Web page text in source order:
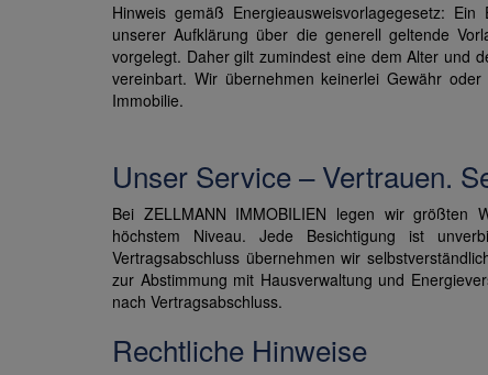
Hinweis gemäß Energieausweisvorlagegesetz:
unserer Aufklärung über die generell geltende
vorgelegt. Daher gilt zumindest eine dem Alter und
vereinbart. Wir übernehmen keinerlei Gewähr
Immobilie.
Unser Service – Vertrauen.
Bei ZELLMANN IMMOBILIEN legen wir größten
höchstem Niveau. Jede Besichtigung ist
Vertragsabschluss übernehmen wir
zur Abstimmung mit Hausverwaltung und
nach Vertragsabschluss.
Rechtliche Hinweise